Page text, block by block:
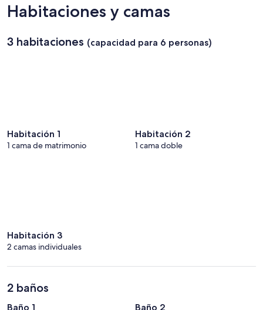
Habitaciones y camas
3 habitaciones (capacidad para 6 personas)
Habitación 1
1 cama de matrimonio
Habitación 2
1 cama doble
Habitación 3
2 camas individuales
2 baños
Baño 1 Baño 2